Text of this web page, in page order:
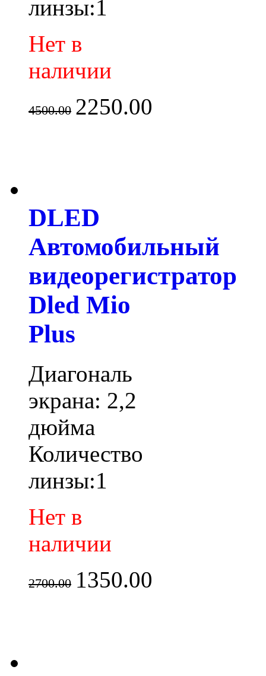
линзы:1
Нет в
наличии
4500.00 2250.00
DLED
Автомобильный
видеорегистратор
Dled Mio
Plus
Диагональ
экрана: 2,2
дюйма
Количество
линзы:1
Нет в
наличии
2700.00 1350.00